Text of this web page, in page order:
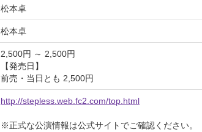
松本卓
松本卓
2,500円 ～ 2,500円
【発売日】
前売・当日とも 2,500円
http://stepless.web.fc2.com/top.html
※正式な公演情報は公式サイトでご確認ください。